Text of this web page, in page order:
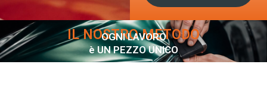
IL NOSTRO METODO
OGNI LAVORO
è UN PEZZO UNICO